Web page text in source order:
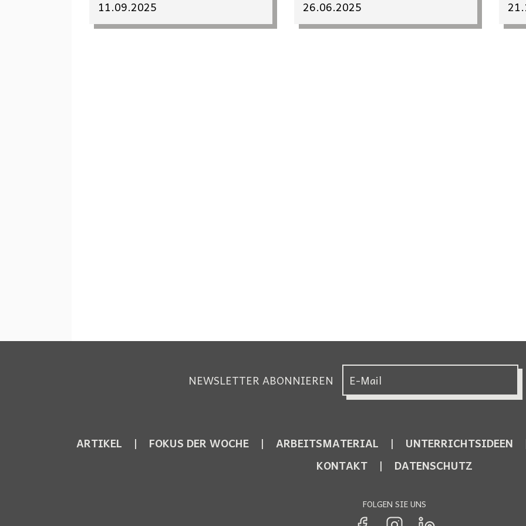
11.09.2025 26.06.2025
NEWSLETTER ABONNIEREN
ARTIKEL FOKUS DER WOCHE ARBEITSMATERIAL UNTERRICHTSIDEEN
KONTAKT
DATENSCHUTZ
FOLGEN SIE UNS